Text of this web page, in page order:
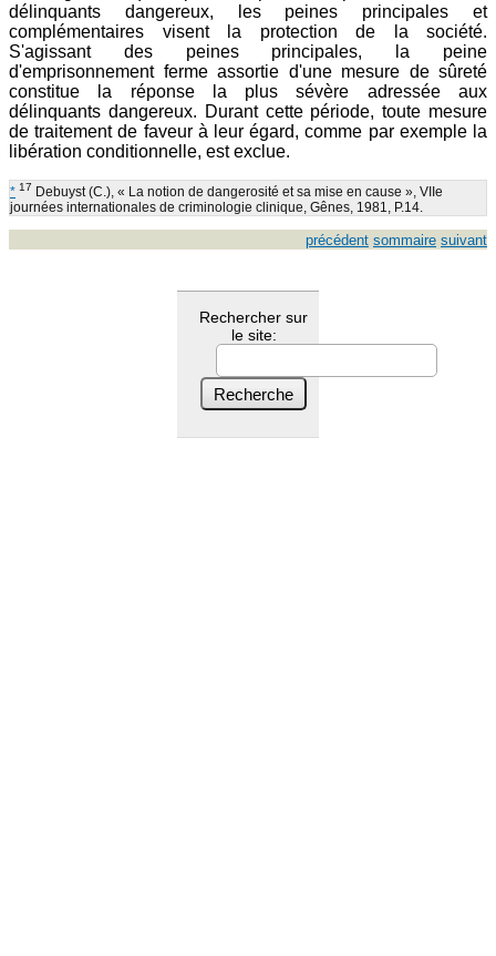
délinquants dangereux, les peines principales et
complémentaires visent la protection de la société.
S'agissant des peines principales, la peine
d'emprisonnement ferme assortie d'une mesure de sûreté
constitue la réponse la plus sévère adressée aux
délinquants dangereux. Durant cette période, toute mesure
de traitement de faveur à leur égard, comme par exemple la
libération conditionnelle, est exclue.
* 17 Debuyst (C.), « La notion de dangerosité et sa mise en cause », VIIe
journées internationales de criminologie clinique, Gênes, 1981, P.14.
précédent sommaire suivant
Rechercher sur
le site: